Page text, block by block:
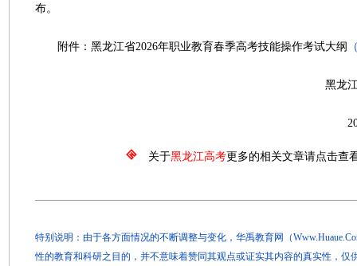
布。
附件：黑龙江省2026年职业教育春季高考技能操作考试大纲
黑龙江省招生考
2026年2月
关于黑龙江高考更多的相关文章请点击查
特别说明：由于各方面情况的不断调整与变化，华禹教育网（
性的教育和科研之目的，并不意味着赞同其观点或证实其内容的真实性，仅